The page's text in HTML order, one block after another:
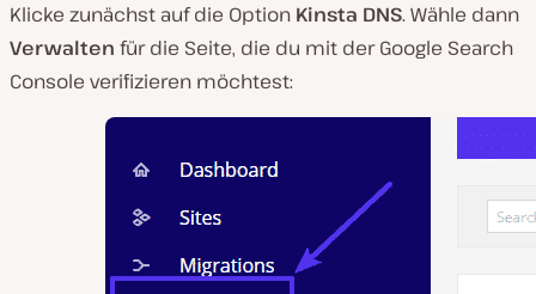
Klicke zunächst auf die Option Kinsta DNS. Wähle dann
Verwalten für die Seite, die du mit der Google Search
Console verifizieren möchtest: